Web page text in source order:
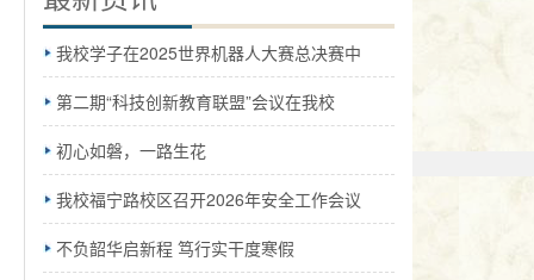
我校学子在2025世界机器人大赛总决赛中
第二期“科技创新教育联盟”会议在我校
初心如磐，一路生花
我校福宁路校区召开2026年安全工作会议
不负韶华启新程 笃行实干度寒假